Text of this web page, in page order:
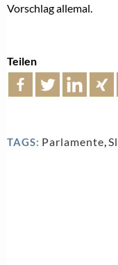
Vorschlag allemal.
Teilen
TAGS: Parlamente,